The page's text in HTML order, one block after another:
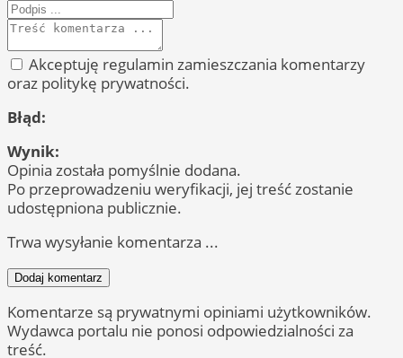
Akceptuję regulamin zamieszczania komentarzy
oraz politykę prywatności.
Błąd:
Wynik:
Opinia została pomyślnie dodana.
Po przeprowadzeniu weryfikacji, jej treść zostanie
udostępniona publicznie.
Trwa wysyłanie komentarza ...
Dodaj komentarz
Komentarze są prywatnymi opiniami użytkowników.
Wydawca portalu nie ponosi odpowiedzialności za
treść.